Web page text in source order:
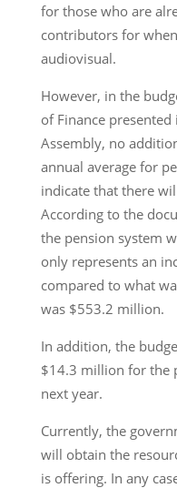
for those who are
contributors for
audiovisual.
However, in the
of Finance
Assembly, no
annual average for
indicate that there
According to the
the pension system
only represents an
compared to what
was $553.2 million.
In addition, the
$14.3 million for the
next year.
Currently, the
will obtain the
is offering. In any